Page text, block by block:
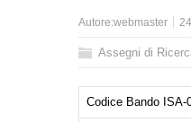
Autore:webmaster
Assegni di
Codice Bando ISA-